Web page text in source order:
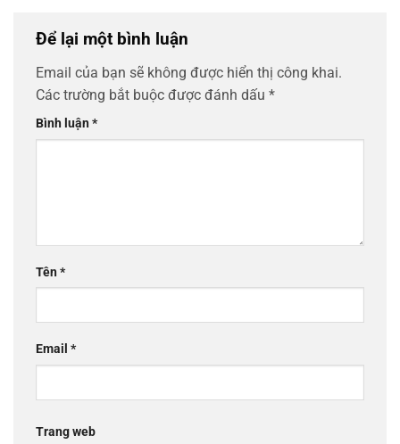
Để lại một bình luận
Email của bạn sẽ không được hiển thị công khai.
Các trường bắt buộc được đánh dấu *
Bình luận*
Tên*
Email *
Trang web